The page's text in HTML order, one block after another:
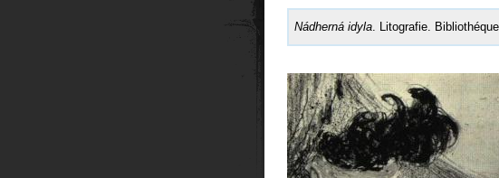
Nádherná idyla . Litografie.